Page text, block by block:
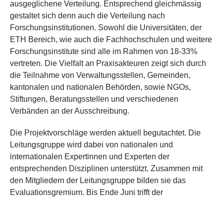
ausgeglichene Verteilung. Entsprechend gleichmässig
gestaltet sich denn auch die Verteilung nach
Forschungsinstitutionen. Sowohl die Universitäten, der
ETH Bereich, wie auch die Fachhochschulen und weitere
Forschungsinstitute sind alle im Rahmen von 18-33%
vertreten. Die Vielfalt an Praxisakteuren zeigt sich durch
die Teilnahme von Verwaltungsstellen, Gemeinden,
kantonalen und nationalen Behörden, sowie NGOs,
Stiftungen, Beratungsstellen und verschiedenen
Verbänden an der Ausschreibung.
Die Projektvorschläge werden aktuell begutachtet. Die
Leitungsgruppe wird dabei von nationalen und
internationalen Expertinnen und Experten der
entsprechenden Disziplinen unterstützt. Zusammen mit
den Mitgliedern der Leitungsgruppe bilden sie das
Evaluationsgremium. Bis Ende Juni trifft der